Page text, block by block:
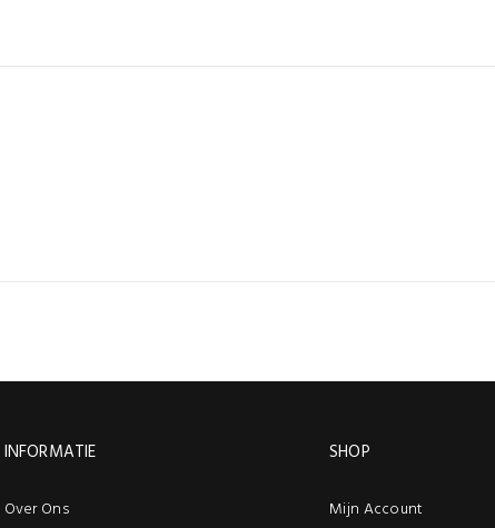
INFORMATIE
Over Ons
SHOP
Mijn Account